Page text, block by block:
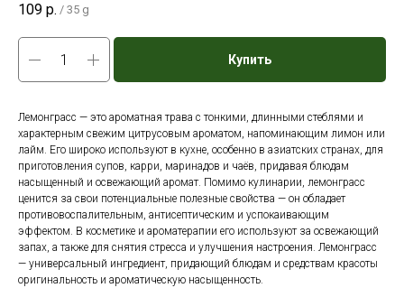
109 р. / 35 g
Купить
Лемонграсс — это ароматная трава с тонкими, длинными стеблями и
характерным свежим цитрусовым ароматом, напоминающим лимон или
лайм. Его широко используют в кухне, особенно в азиатских странах, для
приготовления супов, карри, маринадов и чаёв, придавая блюдам
насыщенный и освежающий аромат. Помимо кулинарии, лемонграсс
ценится за свои потенциальные полезные свойства — он обладает
противовоспалительным, антисептическим и успокаивающим
эффектом. В косметике и ароматерапии его используют за освежающий
запах, а также для снятия стресса и улучшения настроения. Лемонграсс
— универсальный ингредиент, придающий блюдам и средствам красоты
оригинальность и ароматическую насыщенность.